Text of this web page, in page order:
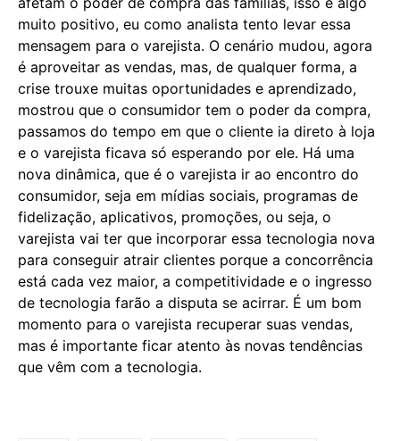
muito positivo, eu como analista tento levar essa
mensagem para o varejista. O cenário mudou, agora
é aproveitar as vendas, mas, de qualquer forma, a
crise trouxe muitas oportunidades e aprendizado,
mostrou que o consumidor tem o poder da compra,
passamos do tempo em que o cliente ia direto à loja
e o varejista ficava só esperando por ele. Há uma
nova dinâmica, que é o varejista ir ao encontro do
consumidor, seja em mídias sociais, programas de
fidelização, aplicativos, promoções, ou seja, o
varejista vai ter que incorporar essa tecnologia nova
para conseguir atrair clientes porque a concorrência
está cada vez maior, a competitividade e o ingresso
de tecnologia farão a disputa se acirrar. É um bom
momento para o varejista recuperar suas vendas,
mas é importante ficar atento às novas tendências
que vêm com a tecnologia.